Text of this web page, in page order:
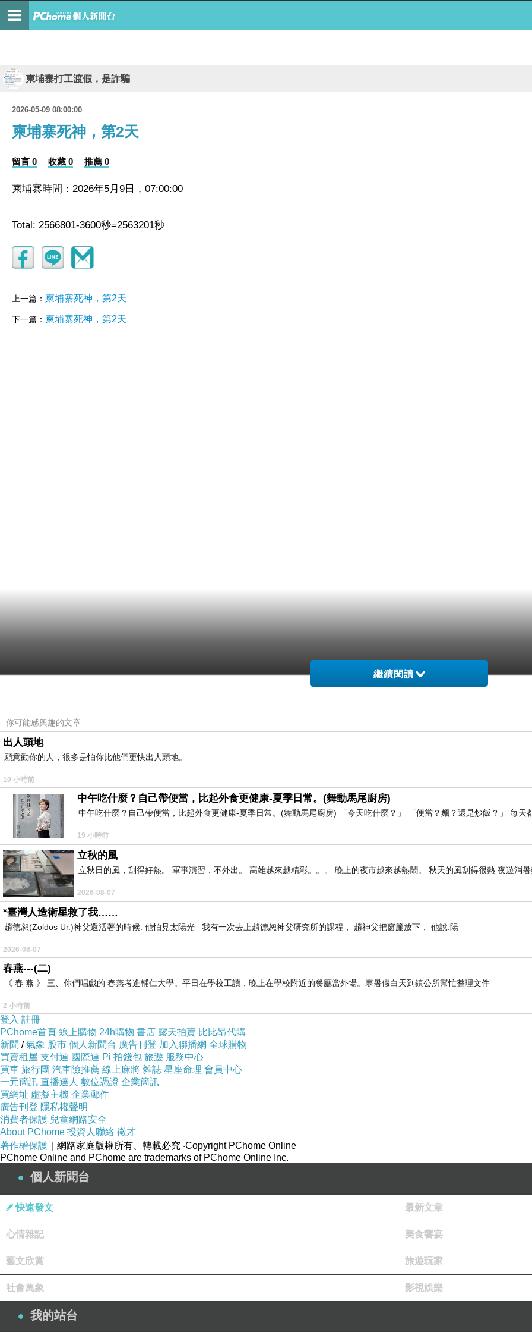
柬埔寨打工渡假，是詐騙
2026-05-09 08:00:00
柬埔寨死神，第2天
留言 0 收藏 0 推薦 0
柬埔寨時間：2026年5月9日，07:00:00
Total: 2566801-3600秒=2563201秒
上一篇： 柬埔寨死神，第2天
下一篇： 柬埔寨死神，第2天
繼續閱讀
你可能感興趣的文章
出人頭地
願意勸你的人，很多是怕你比他們更快出人頭地。
10 小時前
中午吃什麼？自己帶便當，比起外食更健康-夏季日常。(舞動馬尾廚房)
中午吃什麼？自己帶便當，比起外食更健康-夏季日常。(舞動馬尾廚房) 「今天吃什麼？」 「便當？麵？還是炒飯？」 每天
19 小時前
立秋的風
立秋日的風，刮得好熱。 軍事演習，不外出。 高雄越來越精彩。。。 晚上的夜市越來越熱鬧。 秋天的風刮得很熱 夜遊消暑
2026-08-07
*臺灣人造衛星救了我……
趙德恕(Zoldos Ur.)神父還活著的時候: 他怕見太陽光 我有一次去上趙德恕神父研究所的課程， 趙神父把窗簾放下， 他說:陽
2026-08-07
春燕---(二)
《 春 燕 》 三、你們唱戲的 春燕考進輔仁大學。平日在學校工讀，晚上在學校附近的餐廳當外場。寒暑假白天到鎮公所幫忙整理文件
2 小時前
登入 註冊
PChome首頁 線上購物 24h購物 書店 露天拍賣 比比昂代購
新聞 /氣象 股市 個人新聞台 廣告刊登 加入聯播網 全球購物
買賣租屋 支付連 國際連 Pi 拍錢包 旅遊 服務中心
買車 旅行團 汽車險推薦 線上麻將 雜誌 星座命理 會員中心
一元簡訊 直播達人 數位憑證 企業簡訊
買網址 虛擬主機 企業郵件
廣告刊登 隱私權聲明
消費者保護 兒童網路安全
About PChome 投資人聯絡 徵才
著作權保護 ｜網路家庭版權所有、轉載必究 ‧Copyright PChome Online
PChome Online and PChome are trademarks of PChome Online Inc.
個人新聞台
快速發文 最新文章
心情雜記 美食饗宴
藝文欣賞 旅遊玩家
社會萬象 影視娛樂
我的站台